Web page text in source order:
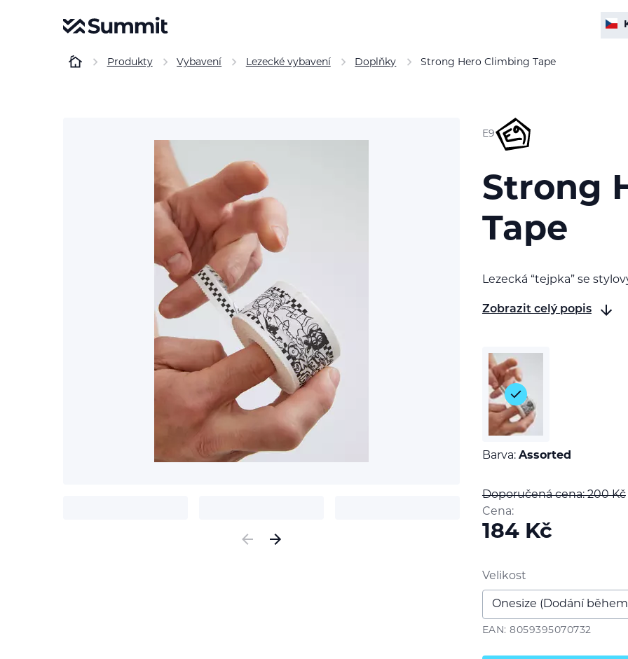
Produkty Vybavení Lezecké vybavení Doplňky Strong Hero Climbing Tape
E9
Strong
Tape
Lezecká “tejpka” se
Zobrazit celý popis
Previous
Barva: Assorted
Doporučená cena: 200Kč
Cena:
184 Kč
Velikost
EAN: 8059395070732